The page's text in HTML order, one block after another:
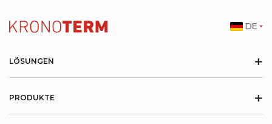
LÖSUNGEN +
PRODUKTE +
DE